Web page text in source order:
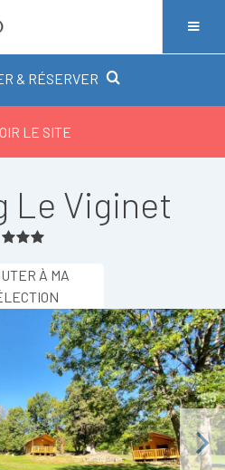
& RÉSERVER
LE SITE
Le Viginet
À MA
Next